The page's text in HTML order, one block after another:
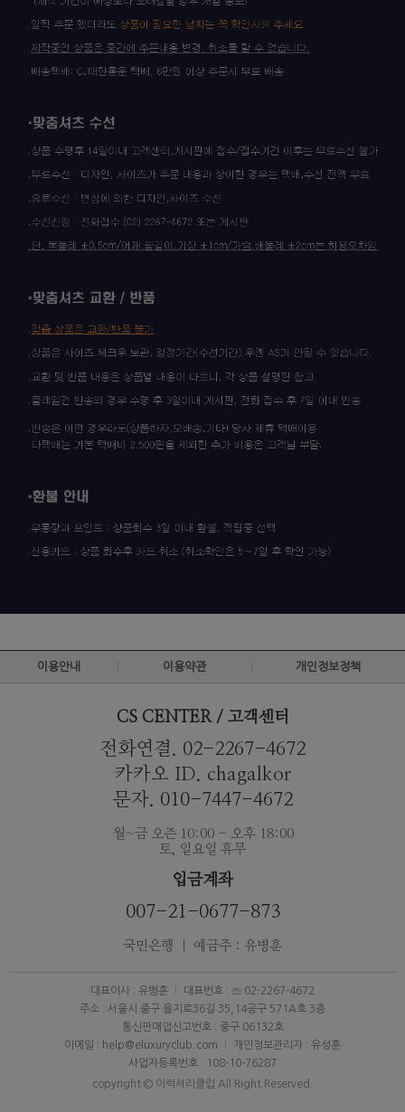
이용안내 이용약관 개인정보정책
CS CENTER / 고객센터
전화연결. 02-2267-4672
카카오 ID. chagalkor
문자. 010-7447-4672
월~금 오즌 10:00 - 오후 18:00
토, 일요일 휴무
입금계좌
007-21-0677-873
국민은행 ｜ 예금주 : 유병훈
대표이사 : 유병훈
대표번호 : ☏ 02-2267-4672
주소 : 서울시 중구 을지로36길 35,14공구 571A호 3층
통신판매업신고번호 : 중구 06132호
이메일 : help@eluxuryclub.com
개인정보관리자 : 유성훈
사업자등록번호 : 108-10-76287
copyright © 이럭셔리클럽 All Right Reserved.